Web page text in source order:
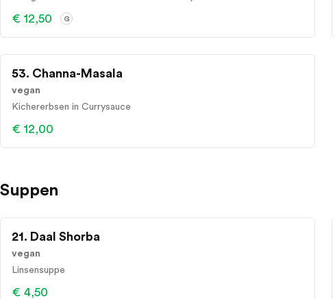
€ 12,50 G
53. Channa-Masala
vegan
Kichererbsen in Currysauce
€ 12,00
Suppen
21. Daal Shorba
vegan
Linsensuppe
€ 4,50